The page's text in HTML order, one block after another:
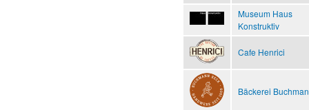
Museum Haus
Konstruktiv
Cafe Henrici
Bäckerei